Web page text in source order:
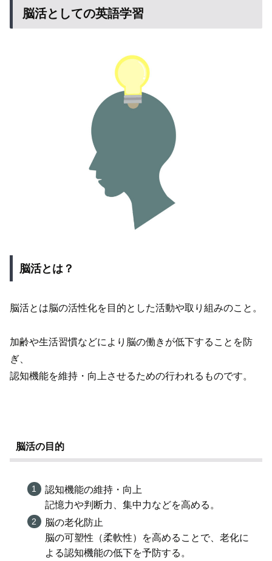
脳活としての英語学習
脳活とは？
脳活とは脳の活性化を目的とした活動や取り組みのこと。
加齢や生活習慣などにより脳の働きが低下することを防
ぎ、
認知機能を維持・向上させるための行われるものです。
脳活の目的
認知機能の維持・向上
記憶力や判断力、集中力などを高める。
脳の老化防止
脳の可塑性（柔軟性）を高めることで、老化に
よる認知機能の低下を予防する。